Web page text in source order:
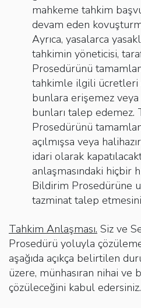
mahkeme tahkim
devam eden
Ayrıca, yasalarca
tahkimin yöneticisi,
Prosedürünü
tahkimle ilgili ücretleri
bunlara erişemez
bunları talep
Prosedürünü
açılmışsa veya
idari olarak
anlaşmasındaki hiçbir
Bildirim Prosedürüne
tazminat talep
Tahkim Anlaşması. Siz ve
Prosedürü yoluyla
aşağıda açıkça belirtilen
üzere, münhasıran nihai ve
çözüleceğini kabul edersiniz.